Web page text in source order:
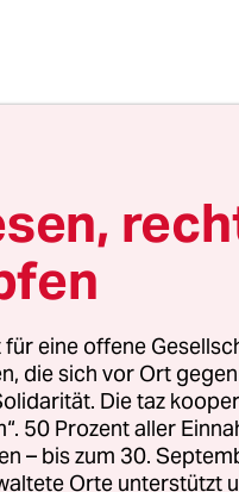
für Barack
keine gute
für ihn bleibe
in dem
"Es wäre ein
uns rückwärts
als ein Mittel des
eine offene
die sich vor Ort
Die taz
50 Prozent aller
– bis zum 30.
Orte unterstützt